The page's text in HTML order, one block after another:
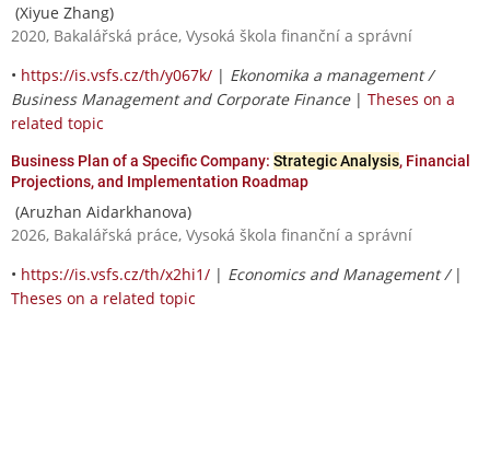
(Xiyue Zhang)
2020, Bakalářská práce, Vysoká škola finanční a správní
• https://is.vsfs.cz/th/y067k/ | Ekonomika a management /
Business Management and Corporate Finance| Theses on a
related topic
Business Plan of a Specific Company: Strategic Analysis, Financial
Projections, and Implementation Roadmap
(Aruzhan Aidarkhanova)
2026, Bakalářská práce, Vysoká škola finanční a správní
• https://is.vsfs.cz/th/x2hi1/ | Economics and Management / |
Theses on a related topic